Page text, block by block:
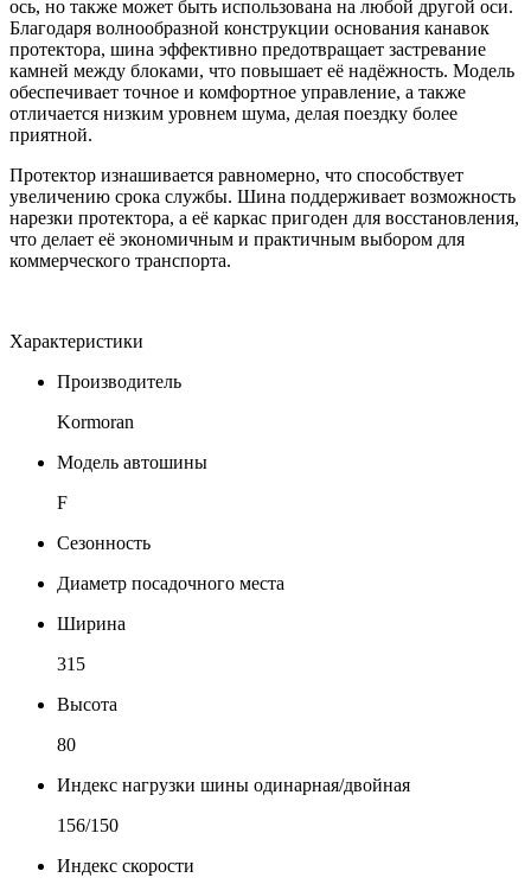
ось, но также может быть использована на любой другой оси.
Благодаря волнообразной конструкции основания канавок
протектора, шина эффективно предотвращает застревание
камней между блоками, что повышает её надёжность. Модель
обеспечивает точное и комфортное управление, а также
отличается низким уровнем шума, делая поездку более
приятной.
Протектор изнашивается равномерно, что способствует
увеличению срока службы. Шина поддерживает возможность
нарезки протектора, а её каркас пригоден для восстановления,
что делает её экономичным и практичным выбором для
коммерческого транспорта.
Характеристики
Производитель
Kormoran
Модель автошины
F
Сезонность
Диаметр посадочного места
Ширина
315
Высота
80
Индекс нагрузки шины одинарная/двойная
156/150
Индекс скорости